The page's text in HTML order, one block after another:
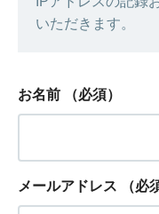
いただきます。
お名前 （必須）
メールアドレス （必